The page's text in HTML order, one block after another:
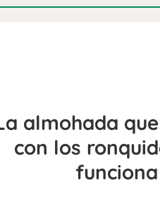
almohada
con los
funciona